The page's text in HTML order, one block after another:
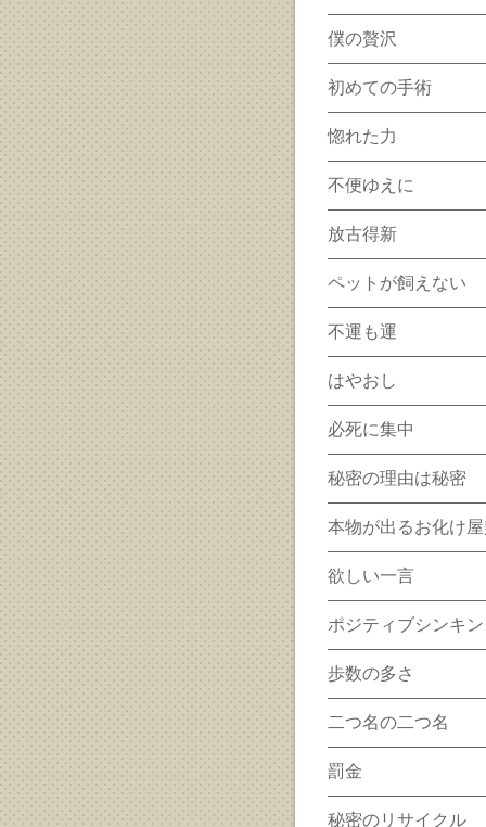
僕の贅沢
初めての手術
惚れた力
不便ゆえに
放古得新
ペットが飼えない
不運も運
はやおし
必死に集中
秘密の理由は秘密
本物が出るお化け
欲しい一言
ポジティブシンキ
歩数の多さ
二つ名の二つ名
罰金
秘密のリサイクル